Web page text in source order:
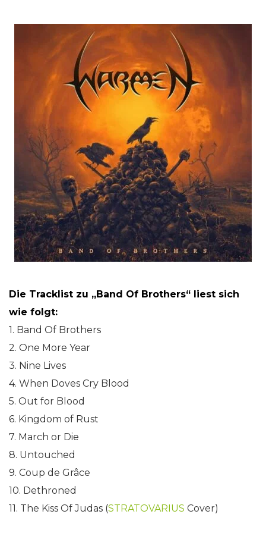
Die Tracklist zu „Band Of Brothers“ liest sich
wie folgt:
1. Band Of Brothers
2. One More Year
3. Nine Lives
4. When Doves Cry Blood
5. Out for Blood
6. Kingdom of Rust
7. March or Die
8. Untouched
9. Coup de Grâce
10. Dethroned
11. The Kiss Of Judas (STRATOVARIUS Cover)